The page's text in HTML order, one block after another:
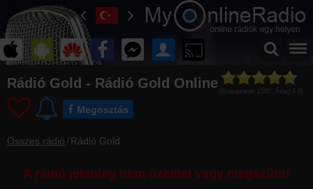
myonlineradio.hu
Bejelentkezés
Hozz létre saját fiókot!
Kapcsolat
Rádió Gold - Rádió Gold Online
(Szavazatok: 1580 , Átlag:
Megosztás
Összes rádió Rádió Gold
A rádió jelenleg nem üzemel vagy megszűnt!